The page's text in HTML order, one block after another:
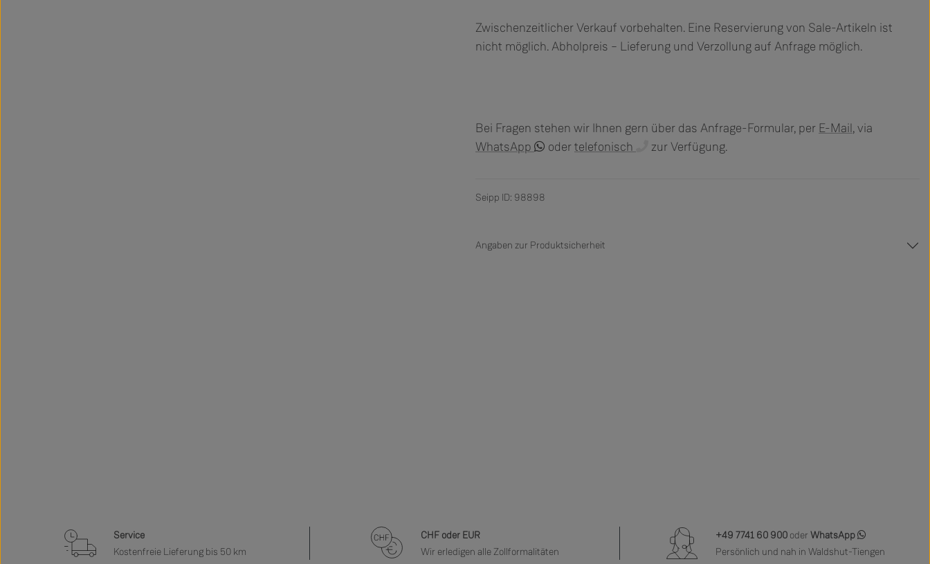
Zwischenzeitlicher Verkauf vorbehalten. Eine Reservierung von Sale-Artikeln ist
nicht möglich. Abholpreis – Lieferung und Verzollung auf Anfrage möglich.
Bei Fragen stehen wir Ihnen gern über das Anfrage-Formular, per E-Mail, via
WhatsApp
odertelefonisch zur Verfügung.
Seipp ID: 98898
Angaben zur Produktsicherheit
Service
Kostenfreie Lieferung bis 50 km
CHF oder EUR
Wir erledigen alle Zollformalitäten
+49 7741 60 900oder WhatsApp
Persönlich und nah in Waldshut-Tiengen